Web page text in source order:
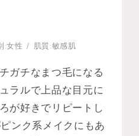
:女性 肌質:敏感肌
ガチなまつ毛になる
ラルで上品な目元に
が好きでリピートし
ンク系メイクにもあ